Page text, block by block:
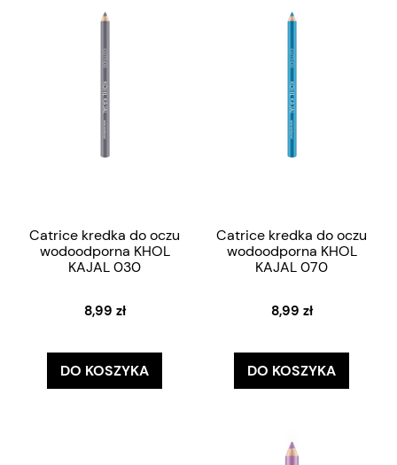
Catrice kredka do oczu
wodoodporna KHOL
KAJAL 030
8,99 zł
DO KOSZYKA
Catrice kredka do oczu
wodoodporna KHOL
KAJAL 070
8,99 zł
DO KOSZYKA